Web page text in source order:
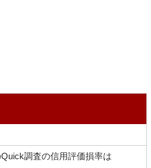
調査の信用評価損率は